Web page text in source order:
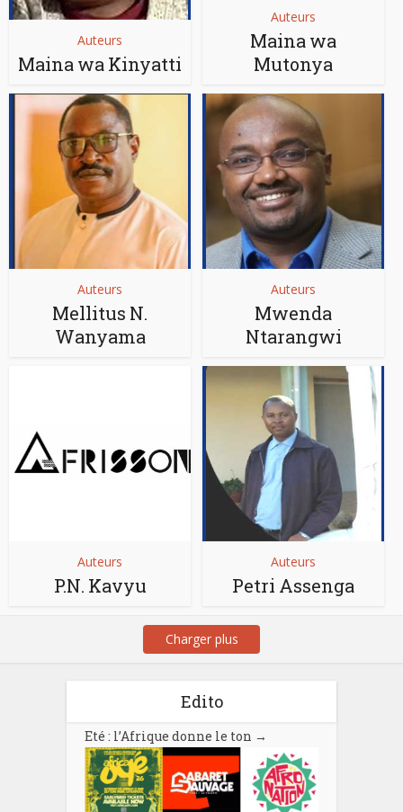
Auteurs
Maina wa Kinyatti
Auteurs
Maina wa
Mutonya
Auteurs
Mellitus N.
Wanyama
Auteurs
Mwenda
Ntarangwi
Auteurs
P.N. Kavyu
Auteurs
Petri Assenga
Charger plus
Edito
Eté : l’Afrique donne le ton →